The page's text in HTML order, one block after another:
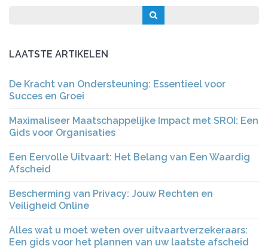
LAATSTE ARTIKELEN
De Kracht van Ondersteuning: Essentieel voor
Succes en Groei
Maximaliseer Maatschappelijke Impact met SROI: Een
Gids voor Organisaties
Een Eervolle Uitvaart: Het Belang van Een Waardig
Afscheid
Bescherming van Privacy: Jouw Rechten en
Veiligheid Online
Alles wat u moet weten over uitvaartverzekeraars:
Een gids voor het plannen van uw laatste afscheid